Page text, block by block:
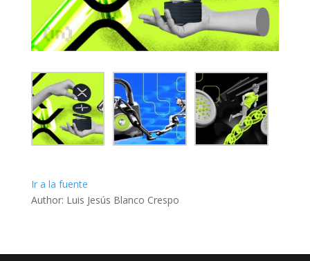
Ir a la fuente
Author: Luis Jesús Blanco Crespo